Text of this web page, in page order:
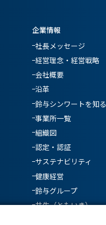
企業情報
社長メッセージ
経営理念・経営戦略
会社概要
沿革
鈴与シンワートを知る
事業所一覧
組織図
認定・認証
サステナビリティ
健康経営
鈴与グループ
共生（ともいき）